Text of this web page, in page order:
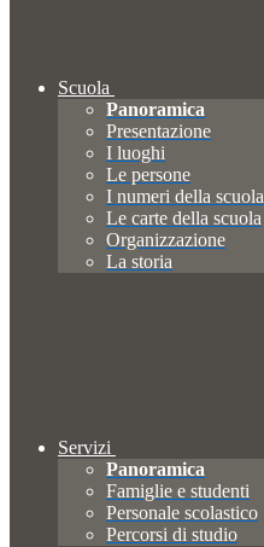
Scuola
Panoramica
Presentazione
I luoghi
Le persone
I numeri della scuola
Le carte della scuola
Organizzazione
La storia
Servizi
Panoramica
Famiglie e studenti
Personale scolastico
Percorsi di studio